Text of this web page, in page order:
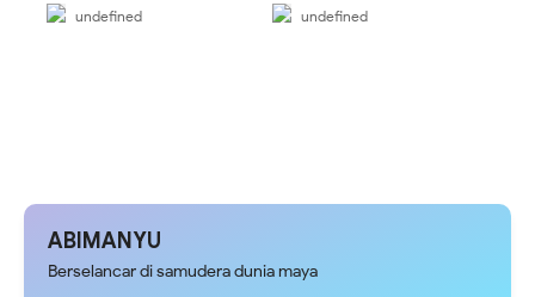
undefined undefined
ABIMANYU
Berselancar di samudera dunia maya